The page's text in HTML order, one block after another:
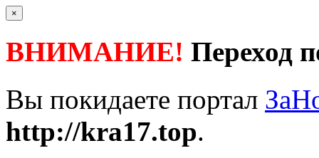
×
ВНИМАНИЕ! Переход
Вы покидаете портал
http://kra17.top.